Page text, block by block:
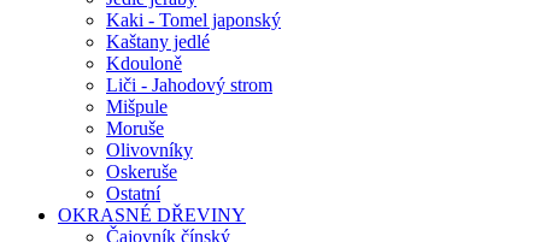
Kaki - Tomel japonský
Kaštany jedlé
Kdouloně
Liči - Jahodový strom
Mišpule
Moruše
Olivovníky
Oskeruše
Ostatní
OKRASNÉ DŘEVINY
Čajovník čínský